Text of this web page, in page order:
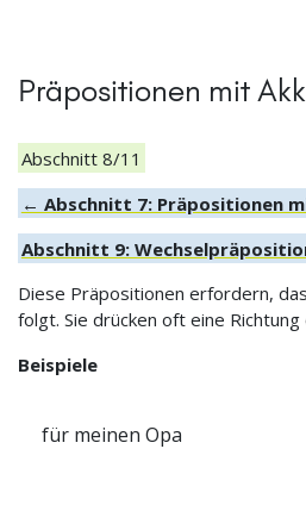
Präpositionen mit
Abschnitt 8/11
← Abschnitt 7: Präpositionen
Abschnitt 9:
Diese Präpositionen erfordern,
folgt. Sie drücken oft eine Richtung
Beispiele
gegen die Wand